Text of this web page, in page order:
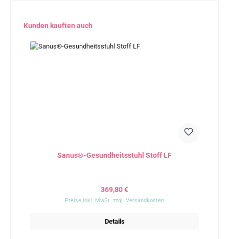
Produktgalerie überspringen
Kunden kauften auch
Sanus®-Gesundheitsstuhl Stoff LF
Regulärer Preis:
369,80 €
Preise inkl. MwSt. zzgl. Versandkosten
Details